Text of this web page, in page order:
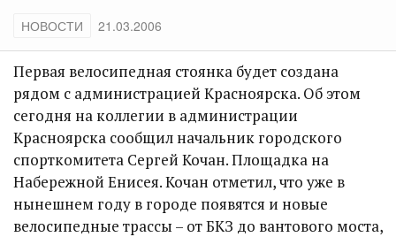
НОВОСТИ 21.03.2006
Первая велосипедная стоянка будет создана
рядом с администрацией Красноярска. Об этом
сегодня на коллегии в администрации
Красноярска сообщил начальник городского
спорткомитета Сергей Кочан. Площадка на
Набережной Енисея. Кочан отметил, что уже в
нынешнем году в городе появятся и новые
велосипедные трассы – от БКЗ до вантового моста,